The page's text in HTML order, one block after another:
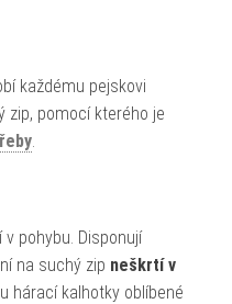
každému pejskovi
zip, pomocí kterého je
.
pohybu. Disponují
na suchý zip neškrtí v
hárací kalhotky oblíbené